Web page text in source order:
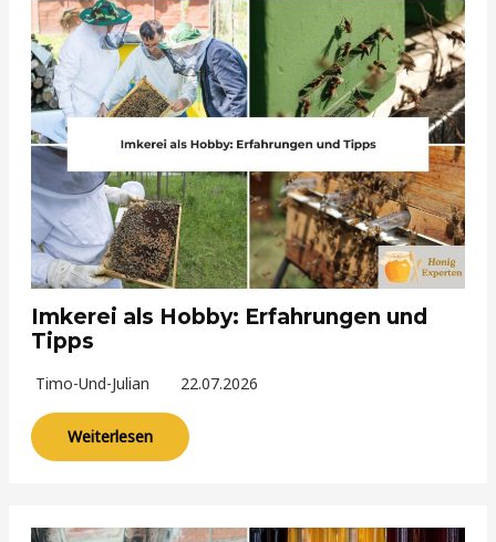
Imkerei als Hobby: Erfahrungen und
Tipps
Timo-Und-Julian 22.07.2026
Weiterlesen